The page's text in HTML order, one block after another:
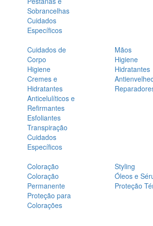
Sobrancelhas
Cuidados
Específicos
Cuidados de
Corpo
Higiene
Cremes e
Hidratantes
Anticelulíticos e
Refirmantes
Esfoliantes
Transpiração
Cuidados
Específicos
Mãos
Higiene
Hidratantes
Coloração
Coloração
Permanente
Proteção para
Colorações
Styling
Óleos e
Proteção